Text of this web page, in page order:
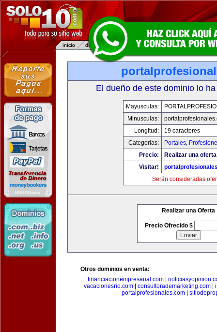
El dueño de este dominio lo
Mayusculas:
Minusculas:
Longitud:
19 caracteres
Categorias:
Portales,
Precio:
Realizar una
Visitar!
Serán consideradas
Realizar una Oferta
Precio Ofrecido $
Otros dominios en venta:
financiacionempresarial.com
vacacionesrio.com
consultorademarketing.com
portalprofesionales.com|